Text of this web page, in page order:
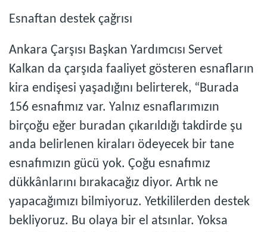
Esnaftan destek çağrısı
Ankara Çarşısı Başkan Yardımcısı Servet
Kalkan da çarşıda faaliyet gösteren esnafların
kira endişesi yaşadığını belirterek, “Burada
156 esnafımız var. Yalnız esnaflarımızın
birçoğu eğer buradan çıkarıldığı takdirde şu
anda belirlenen kiraları ödeyecek bir tane
esnafımızın gücü yok. Çoğu esnafımız
dükkânlarını bırakacağız diyor. Artık ne
yapacağımızı bilmiyoruz. Yetkililerden destek
bekliyoruz. Bu olaya bir el atsınlar. Yoksa